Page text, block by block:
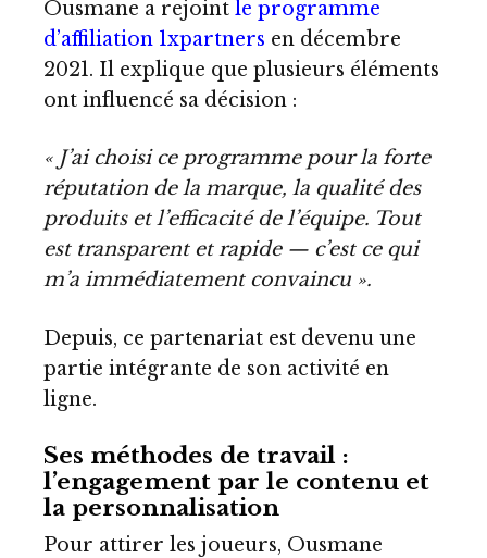
Ousmane a rejoint le programme
d’affiliation 1xpartners en décembre
2021. Il explique que plusieurs éléments
ont influencé sa décision :
« J’ai choisi ce programme pour la forte
réputation de la marque, la qualité des
produits et l’efficacité de l’équipe. Tout
est transparent et rapide — c’est ce qui
m’a immédiatement convaincu ».
Depuis, ce partenariat est devenu une
partie intégrante de son activité en
ligne.
Ses méthodes de travail :
l’engagement par le contenu et
la personnalisation
Pour attirer les joueurs, Ousmane